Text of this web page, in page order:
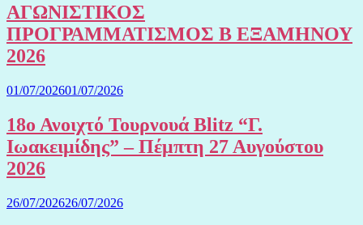
ΑΓΩΝΙΣΤΙΚΟΣ
ΠΡΟΓΡΑΜΜΑΤΙΣΜΟΣ Β ΕΞΑΜΗΝΟΥ
2026
01/07/202601/07/2026
18ο Ανοιχτό Τουρνουά Blitz “Γ.
Ιωακειμίδης” – Πέμπτη 27 Αυγούστου
2026
26/07/202626/07/2026